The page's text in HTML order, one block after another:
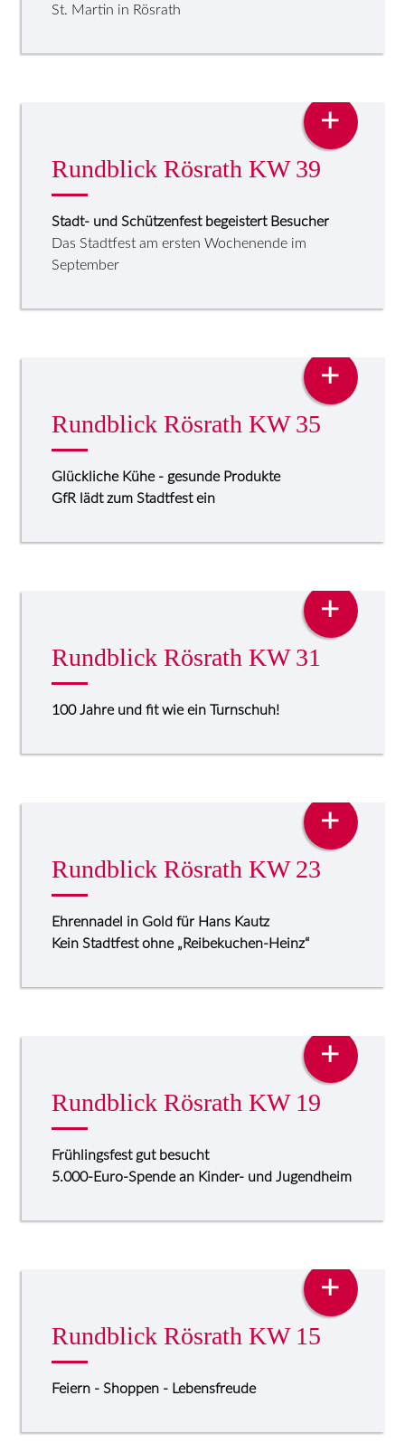
St. Martin in Rösrath
Rundblick Rösrath KW 39
Stadt- und Schützenfest begeistert Besucher
Das Stadtfest am ersten Wochenende im
September
+
Rundblick Rösrath KW 35
Glückliche Kühe - gesunde Produkte
GfR lädt zum Stadtfest ein
+
Rundblick Rösrath KW 31
100 Jahre und fit wie ein Turnschuh!
+
Rundblick Rösrath KW 23
Ehrennadel in Gold für Hans Kautz
Kein Stadtfest ohne „Reibekuchen-Heinz“
+
Rundblick Rösrath KW 19
Frühlingsfest gut besucht
5.000-Euro-Spende an Kinder- und Jugendheim
+
Rundblick Rösrath KW 15
Feiern - Shoppen - Lebensfreude
+